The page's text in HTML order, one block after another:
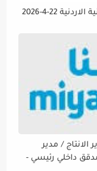
22-4-2026
/ مدير
داخلي رئيسي -